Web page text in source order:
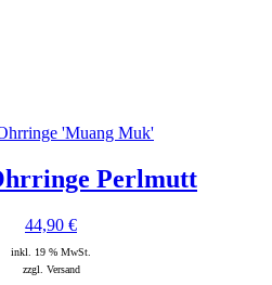
'Muang Muk'
Perlmutt
44,90 €
inkl. 19 % MwSt.
zzgl. Versand